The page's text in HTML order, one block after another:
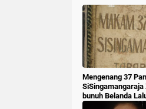
Mengenang 37
SiSingamangaraja
bunuh Belanda
Massal Oleh